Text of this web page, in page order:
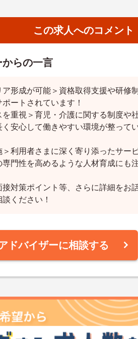
この求人へのコメント
らの一言
ア形成が可能＞資格取得支援や研修
ートされています！
を重視＞育児・介護に関する制度や
安心して働きやすい環境が整って
利用者さまに深く寄り添ったサー
門性を高めるような人材育成にも
対策ポイント等、さらに詳細をお
ください！
ドバイザーに相談する